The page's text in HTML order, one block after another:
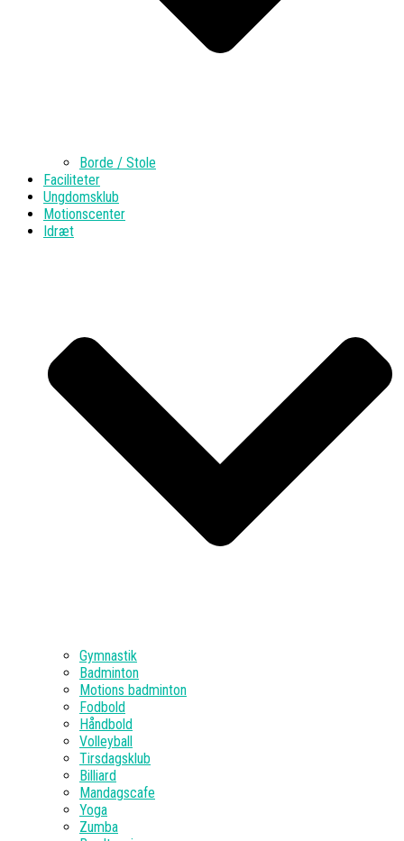
Borde / Stole
Faciliteter
Ungdomsklub
Motionscenter
Idræt
Gymnastik
Badminton
Motions badminton
Fodbold
Håndbold
Volleyball
Tirsdagsklub
Billiard
Mandagscafe
Yoga
Zumba